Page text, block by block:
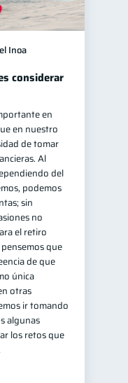
4
Inoa
considerar
en
en nuestro
de tomar
Al
del
podemos
sin
no
el retiro
que
de que
única
otras
ir tomando
algunas
los retos que